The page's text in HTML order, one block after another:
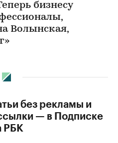
бизнесу
Волынская,
без рекламы и
— в Подписке
РБК